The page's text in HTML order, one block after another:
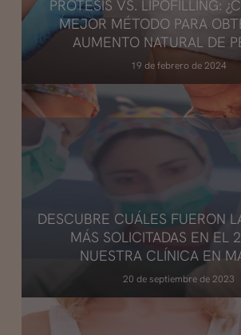
PRÓTESIS VS. LIPOFILLING:
MEJOR MÉTODO PARA
AUMENTO NATURAL DE
19 de febrero de 2024
DESCUBRE CUÁLES FUERON
MÁS SOLICITADAS EN EL
NUESTRA CLÍNICA EN
20 de septiembre de 2023